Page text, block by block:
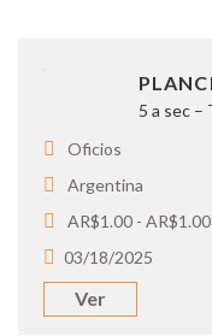
5 a sec
Oficios
Argentina
AR$1.00 -
03/18/2025
Ver